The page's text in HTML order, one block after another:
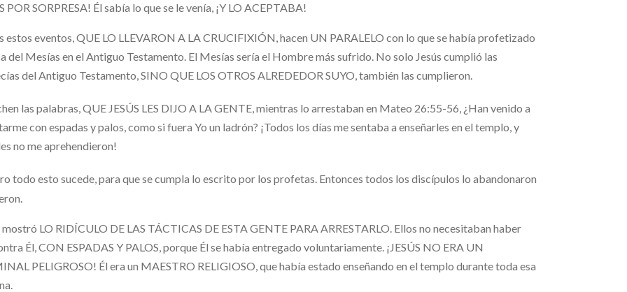
POR SORPRESA! Él sabía lo que se le venía, ¡Y LO ACEPTABA!
estos eventos, QUE LO LLEVARON A LA CRUCIFIXIÓN, hacen UN PARALELO con lo que se había profetizado
del Mesías en el Antiguo Testamento. El Mesías sería el Hombre más sufrido. No solo Jesús cumplió las
del Antiguo Testamento, SINO QUE LOS OTROS ALREDEDOR SUYO, también las cumplieron.
las palabras, QUE JESÚS LES DIJO A LA GENTE, mientras lo arrestaban en Mateo 26:55-56, ¿Han venido a
con espadas y palos, como si fuera Yo un ladrón? ¡Todos los días me sentaba a enseñarles en el templo, y
no me aprehendieron!
todo esto sucede, para que se cumpla lo escrito por los profetas. Entonces todos los discípulos lo abandonaron
mostró LO RIDÍCULO DE LAS TÁCTICAS DE ESTA GENTE PARA ARRESTARLO. Ellos no necesitaban haber
Él, CON ESPADAS Y PALOS, porque Él se había entregado voluntariamente. ¡JESÚS NO ERA UN
PELIGROSO! Él era un MAESTRO RELIGIOSO, que había estado enseñando en el templo durante toda esa